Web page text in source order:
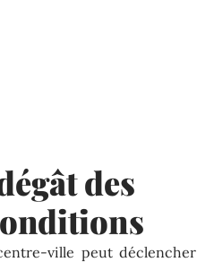
des
ville peut déclencher